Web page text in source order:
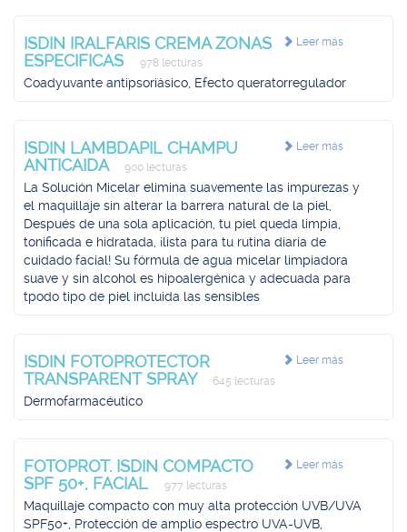
Leer más
ISDIN IRALFARIS CREMA ZONAS
ESPECIFICAS
978 lecturas
Coadyuvante antipsoriásico, Efecto queratorregulador
Leer más
ISDIN LAMBDAPIL CHAMPU
ANTICAIDA
900 lecturas
La Solución Micelar elimina suavemente las impurezas y
el maquillaje sin alterar la barrera natural de la piel,
Después de una sola aplicación, tu piel queda limpia,
tonificada e hidratada, ¡lista para tu rutina diaria de
cuidado facial! Su fórmula de agua micelar limpiadora
suave y sin alcohol es hipoalergénica y adecuada para
tpodo tipo de piel incluida las sensibles
Leer más
ISDIN FOTOPROTECTOR
TRANSPARENT SPRAY
645 lecturas
Dermofarmacéutico
Leer más
FOTOPROT. ISDIN COMPACTO
SPF 50+, FACIAL
977 lecturas
Maquillaje compacto con muy alta protección UVB/UVA
SPF50+, Protección de amplio espectro UVA-UVB,